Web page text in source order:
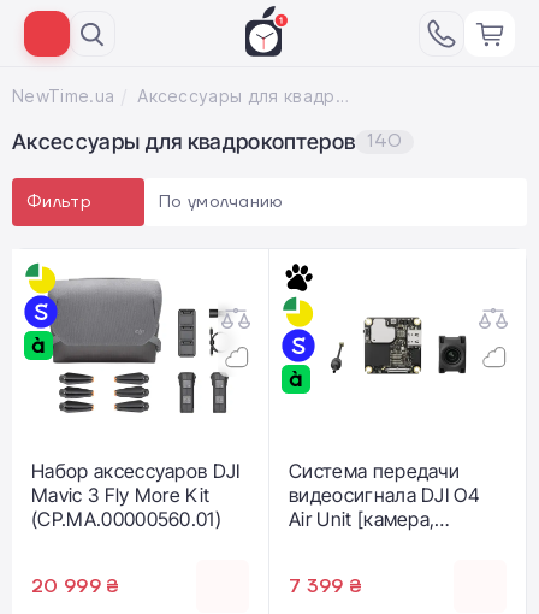
NewTime.ua Аксессуары для квадрокоптеров
Аксессуары для квадрокоптеров 140
Фильтр По умолчанию
Набор аксессуаров DJI
Mavic 3 Fly More Kit
(CP.MA.00000560.01)
20 999 ₴
Система передачи
видеосигнала DJI O4
Air Unit [камера,
очков
7 399 ₴